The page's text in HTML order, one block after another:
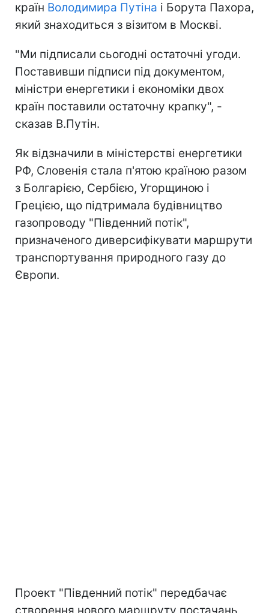
країн Володимира Путіна і Борута Пахора,
який знаходиться з візитом в Москві.
"Ми підписали сьогодні остаточні угоди.
Поставивши підписи під документом,
міністри енергетики і економіки двох
країн поставили остаточну крапку", -
сказав В.Путін.
Як відзначили в міністерстві енергетики
РФ, Словенія стала п'ятою країною разом
з Болгарією, Сербією, Угорщиною і
Грецією, що підтримала будівництво
газопроводу "Південний потік",
призначеного диверсифікувати маршрути
транспортування природного газу до
Європи.
Проект "Південний потік" передбачає